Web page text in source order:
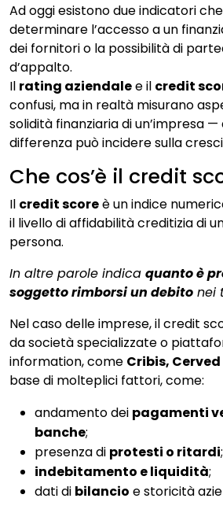
Ad oggi esistono due indicatori
determinare l’accesso a un
dei fornitori o la possibilità di
d’appalto.
Il rating aziendalee il credit
confusi, ma in realtà misurano
solidità finanziaria di un’impresa
differenza può incidere sulla
Che cos’è il credit
Il credit scoreè un indice
il livello di affidabilità creditizia di
persona.
In altre parole indica quanto è
soggetto rimborsi un debito nei
Nel caso delle imprese, il credit
da società specializzate o
information, come Cribis,
base di molteplici fattori, come:
andamento dei pagamenti
banche;
presenza di protesti o ritardi;
indebitamento e liquidità;
dati di bilancio e storicità